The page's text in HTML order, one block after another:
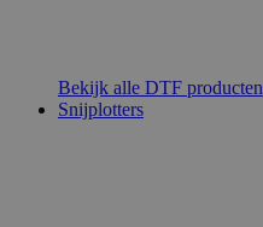
Bekijk alle DTF producten
Snijplotters